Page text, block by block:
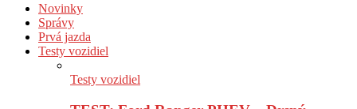
Novinky
Správy
Prvá jazda
Testy vozidiel
Testy vozidiel